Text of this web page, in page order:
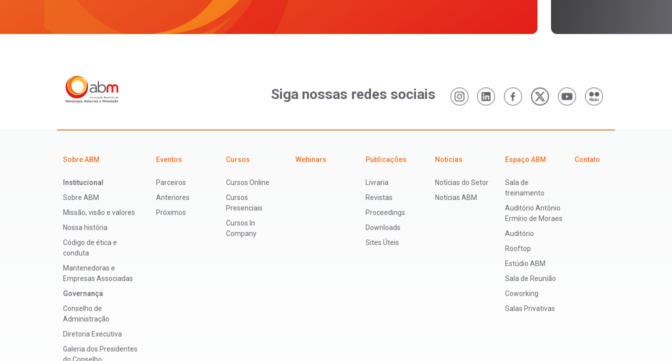
Siga nossas redes sociais
Sobre ABM
Institucional
Sobre ABM
Missão, visão e valores
Nossa história
Código de ética e
conduta
Mantenedoras e
Empresas Associadas
Governança
Conselho de
Administração
Diretoria Executiva
Galeria dos Presidentes
do Conselho
Eventos
Parceiros
Anteriores
Próximos
Cursos
Cursos Online
Cursos
Presenciais
Cursos In
Company
Webinars Publicações
Livraria
Revistas
Proceedings
Downloads
Sites Úteis
Noticias
Notícias do Setor
Notícias ABM
Espaço ABM
Sala de
treinamento
Auditório Antônio
Ermírio de Moraes
Auditório
Rooftop
Estúdio ABM
Sala de Reunião
Coworking
Salas Privativas
Contato